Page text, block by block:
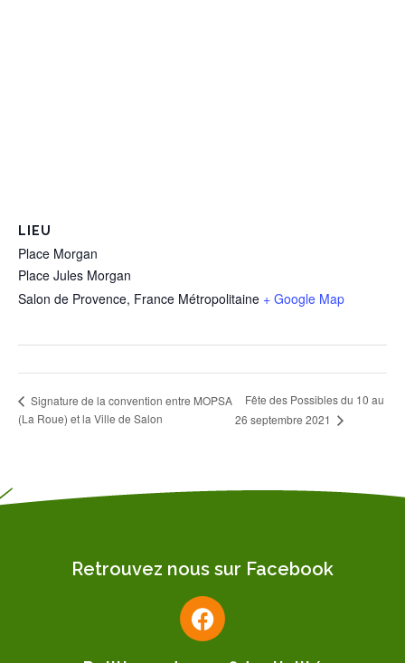
LIEU
Place Morgan
Place Jules Morgan
Salon de Provence, France Métropolitaine + Google Map
Signature de la convention entre MOPSA
(La Roue) et la Ville de Salon
Fête des Possibles du 10 au
26 septembre 2021
Retrouvez nous sur Facebook